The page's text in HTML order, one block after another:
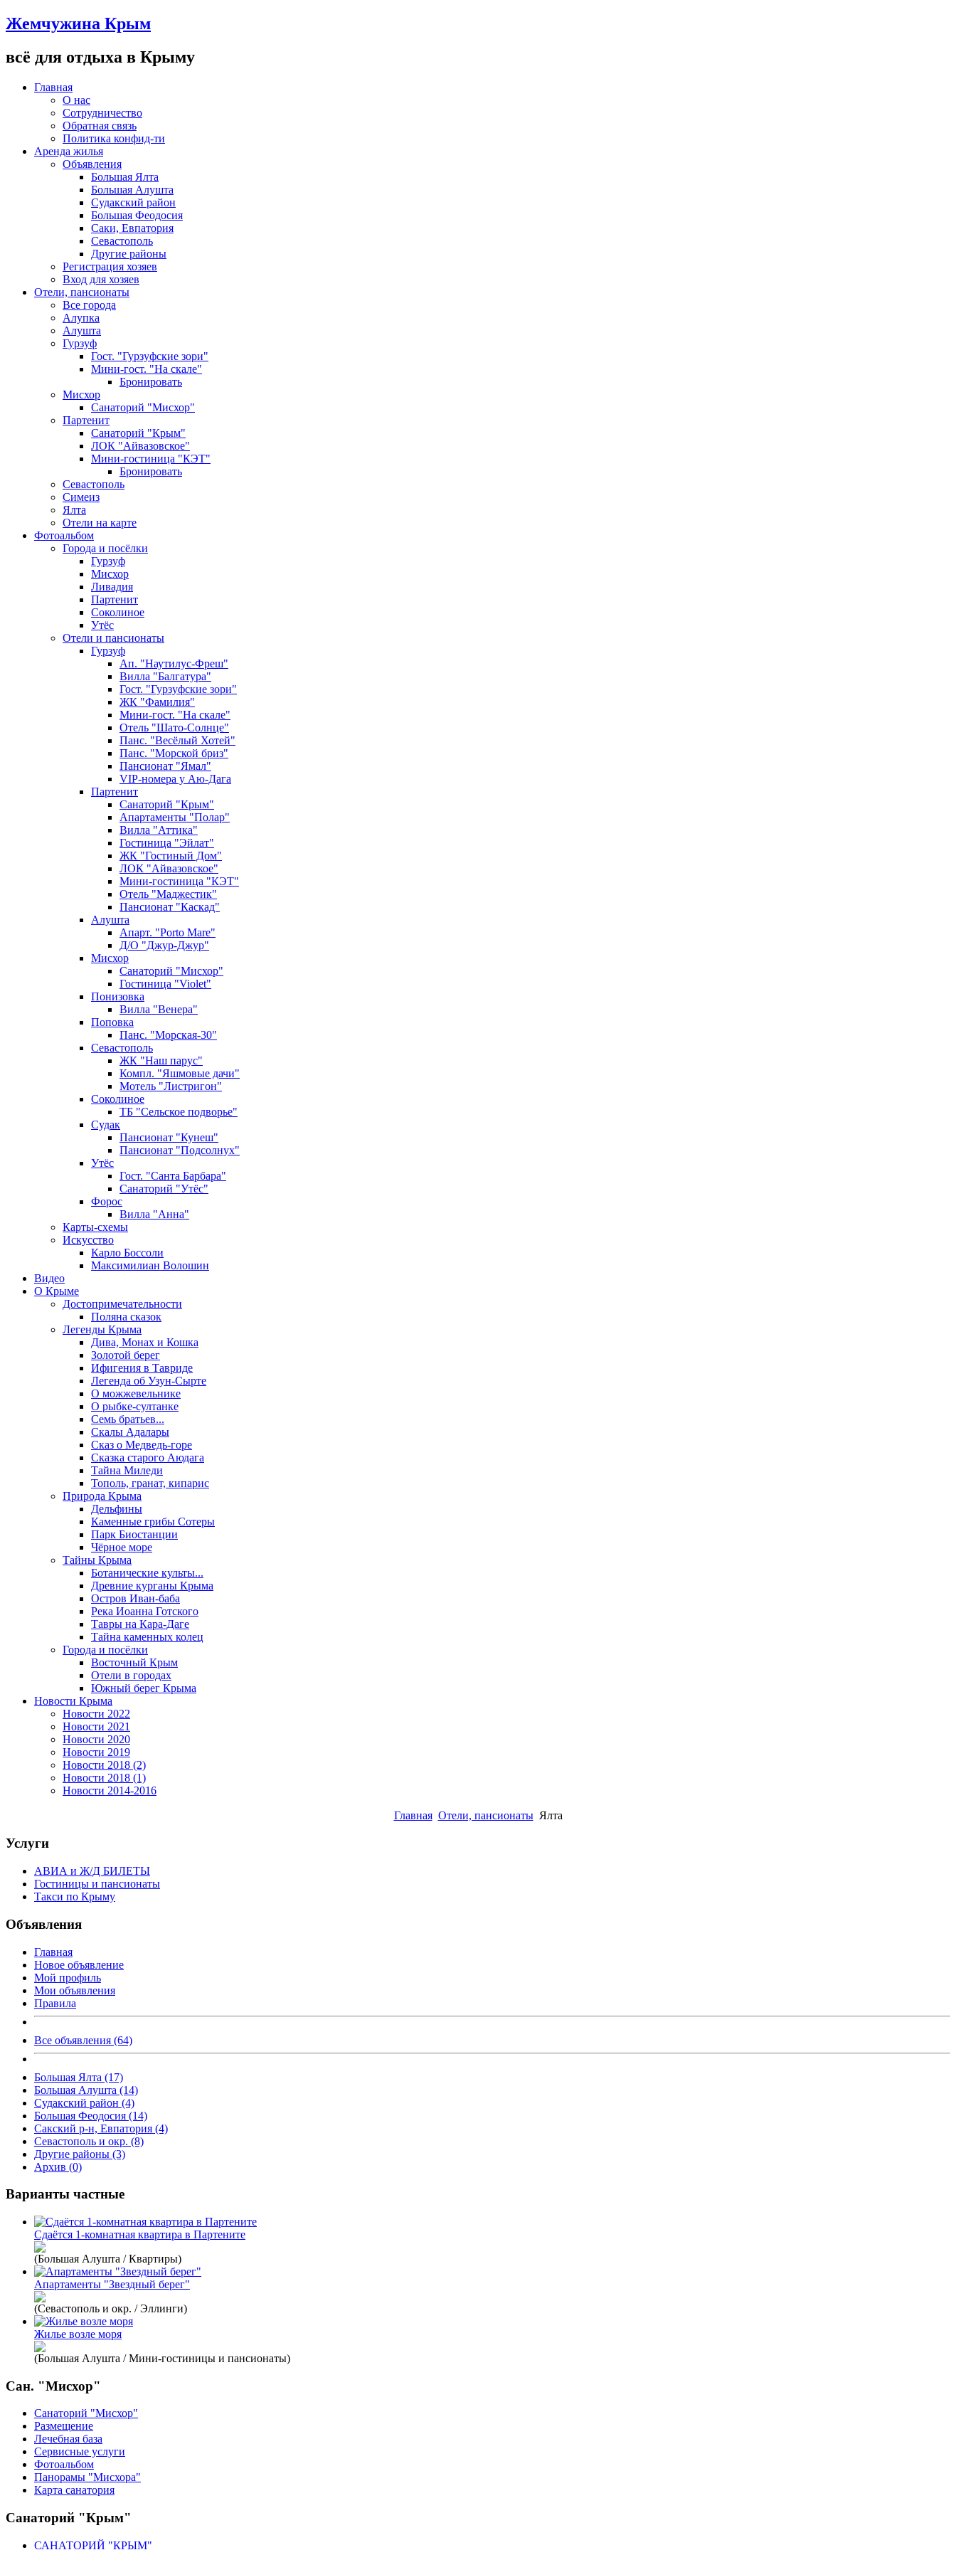
Жемчужина Крым
всё для отдыха в Крыму
Главная
О нас
Сотрудничество
Обратная связь
Политика конфид-ти
Аренда жилья
Объявления
Большая Ялта
Большая Алушта
Судакский район
Большая Феодосия
Саки, Евпатория
Севастополь
Другие районы
Регистрация хозяев
Вход для хозяев
Отели, пансионаты
Все города
Алупка
Алушта
Гурзуф
Гост. "Гурзуфские зори"
Мини-гост. "На скале"
Бронировать
Мисхор
Санаторий "Мисхор"
Партенит
Санаторий "Крым"
ЛОК "Айвазовское"
Мини-гостиница "КЭТ"
Бронировать
Севастополь
Симеиз
Ялта
Отели на карте
Фотоальбом
Города и посёлки
Гурзуф
Мисхор
Ливадия
Партенит
Соколиное
Утёс
Отели и пансионаты
Гурзуф
Ап. "Наутилус-Фреш"
Вилла "Балгатура"
Гост. "Гурзуфские зори"
ЖК "Фамилия"
Мини-гост. "На скале"
Отель "Шато-Солнце"
Панс. "Весёлый Хотей"
Панс. "Морской бриз"
Пансионат "Ямал"
VIP-номера у Аю-Дага
Партенит
Санаторий "Крым"
Апартаменты "Полар"
Вилла "Аттика"
Гостиница "Эйлат"
ЖК "Гостиный Дом"
ЛОК "Айвазовское"
Мини-гостиница "КЭТ"
Отель "Маджестик"
Пансионат "Каскад"
Алушта
Апарт. "Porto Mare"
Д/О "Джур-Джур"
Мисхор
Санаторий "Мисхор"
Гостиница "Violet"
Понизовка
Вилла "Венера"
Поповка
Панс. "Морская-30"
Севастополь
ЖК "Наш парус"
Компл. "Яшмовые дачи"
Мотель "Листригон"
Соколиное
ТБ "Сельское подворье"
Судак
Пансионат "Кунеш"
Пансионат "Подсолнух"
Утёс
Гост. "Санта Барбара"
Санаторий "Утёс"
Форос
Вилла "Анна"
Карты-схемы
Искусство
Карло Боссоли
Максимилиан Волошин
Видео
О Крыме
Достопримечательности
Поляна сказок
Легенды Крыма
Дива, Монах и Кошка
Золотой берег
Ифигения в Тавриде
Легенда об Узун-Сырте
О можжевельнике
О рыбке-султанке
Семь братьев...
Скалы Адалары
Сказ о Медведь-горе
Сказка старого Аюдага
Тайна Миледи
Тополь, гранат, кипарис
Природа Крыма
Дельфины
Каменные грибы Сотеры
Парк Биостанции
Чёрное море
Тайны Крыма
Ботанические культы...
Древние курганы Крыма
Остров Иван-баба
Река Иоанна Готского
Тавры на Кара-Даге
Тайна каменных колец
Города и посёлки
Восточный Крым
Отели в городах
Южный берег Крыма
Новости Крыма
Новости 2022
Новости 2021
Новости 2020
Новости 2019
Новости 2018 (2)
Новости 2018 (1)
Новости 2014-2016
Главная Отели, пансионаты Ялта
Услуги
АВИА и Ж/Д БИЛЕТЫ
Гостиницы и пансионаты
Такси по Крыму
Объявления
Главная
Новое объявление
Мой профиль
Мои объявления
Правила
Все объявления (64)
Большая Ялта (17)
Большая Алушта (14)
Судакский район (4)
Большая Феодосия (14)
Сакский р-н, Евпатория (4)
Севастополь и окр. (8)
Другие районы (3)
Архив (0)
Варианты частные
Сдаётся 1-комнатная квартира в Партените
(Большая Алушта / Квартиры)
Апартаменты "Звездный берег"
(Севастополь и окр. / Эллинги)
Жилье возле моря
(Большая Алушта / Мини-гостиницы и пансионаты)
Сан. "Мисхор"
Санаторий "Мисхор"
Размещение
Лечебная база
Сервисные услуги
Фотоальбом
Панорамы "Мисхора"
Карта санатория
Санаторий "Крым"
САНАТОРИЙ "КРЫМ"